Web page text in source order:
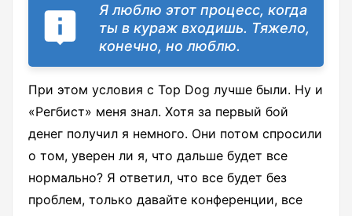
Я люблю этот процесс, когда
ты в кураж входишь. Тяжело,
конечно, но люблю.
При этом условия с Top Dog лучше были. Ну и
«Регбист» меня знал. Хотя за первый бой
денег получил я немного. Они потом спросили
о том, уверен ли я, что дальше будет все
нормально? Я ответил, что все будет без
проблем, только давайте конференции, все